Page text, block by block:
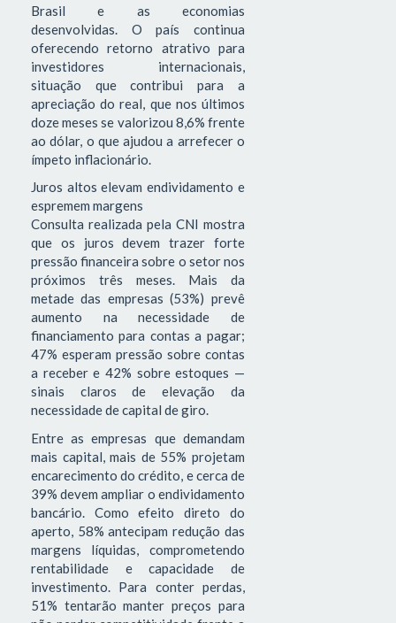
Brasil e as economias
desenvolvidas. O país continua
oferecendo retorno atrativo para
investidores internacionais,
situação que contribui para a
apreciação do real, que nos últimos
doze meses se valorizou 8,6% frente
ao dólar, o que ajudou a arrefecer o
ímpeto inflacionário.
Juros altos elevam endividamento e
espremem margens
Consulta realizada pela CNI mostra
que os juros devem trazer forte
pressão financeira sobre o setor nos
próximos três meses. Mais da
metade das empresas (53%) prevê
aumento na necessidade de
financiamento para contas a pagar;
47% esperam pressão sobre contas
a receber e 42% sobre estoques —
sinais claros de elevação da
necessidade de capital de giro.
Entre as empresas que demandam
mais capital, mais de 55% projetam
encarecimento do crédito, e cerca de
39% devem ampliar o endividamento
bancário. Como efeito direto do
aperto, 58% antecipam redução das
margens líquidas, comprometendo
rentabilidade e capacidade de
investimento. Para conter perdas,
51% tentarão manter preços para